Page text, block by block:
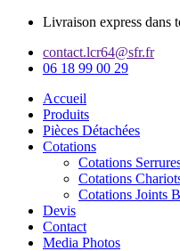
Aller
contenu
Livraison express dans
contact.lcr64@sfr.fr
06 18 99 00 29
Accueil
Produits
Pièces Détachées
Cotations
Cotations
Cotations
Cotations Joints
Devis
Contact
Media Photos